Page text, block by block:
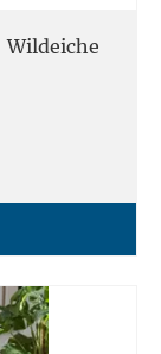
Wildeiche